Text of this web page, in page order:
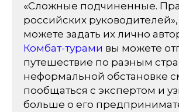
«Сложные подчиненные.
российских руководителей»,
можете задать их лично
Комбат-турами вы можете
путешествие по разным
неформальной обстановке
пообщаться с экспертом и
больше о его